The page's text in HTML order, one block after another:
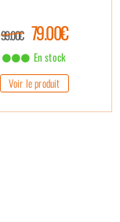
99.00€ 79.00€
En stock
Voir le produit